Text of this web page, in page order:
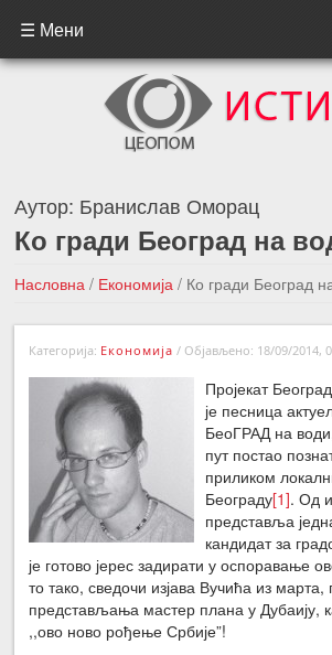
☰ Мени
Аутор: Бранислав Оморац
Ко гради Београд на
Насловна / Економија / Ко гради Београд
←Претходна вест
Категорија: Економија / Објављено: 18/09/2014,
Пројекат
је песница
БеоГРАД на
пут постао
приликом
Београду[1]. Од
представља
кандидат за
је готово јерес задирати у оспоравање
то тако, сведочи изјава Вучића из
представљања мастер плана у Дубаију,
,,ово ново рођење Србије”!